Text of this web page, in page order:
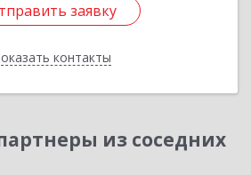
заявку
контакты
заявку
Назад
из соседних